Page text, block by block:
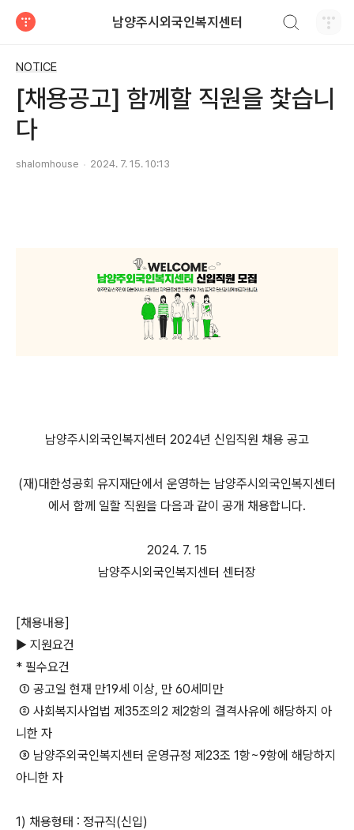
남양주시외국인복지센터
NOTICE
[채용공고] 함께할 직원을 찿습니
다
shalomhouse 2024. 7. 15. 10:13
남양주시외국인복지센터 2024년 신입직원 채용 공고
(재)대한성공회 유지재단에서 운영하는 남양주시외국인복지센터
에서 함께 일할 직원을 다음과 같이 공개 채용합니다.
2024. 7. 15
남양주시외국인복지센터 센터장
[채용내용]
▶ 지원요건
* 필수요건
① 공고일 현재 만19세 이상, 만 60세미만
② 사회복지사업법 제35조의2 제2항의 결격사유에 해당하지 아
니한 자
③ 남양주외국인복지센터 운영규정 제23조 1항~9항에 해당하지
아니한 자
1) 채용형태 : 정규직(신입)